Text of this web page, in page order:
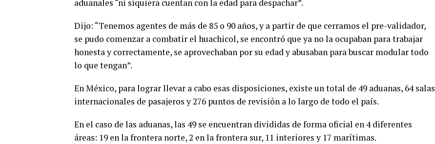
aduanales “ni siquiera cuentan con la edad para despachar”.
Dijo: “Tenemos agentes de más de 85 o 90 años, y a partir de que cerramos el pre-validador,
se pudo comenzar a combatir el huachicol, se encontró que ya no la ocupaban para trabajar
honesta y correctamente, se aprovechaban por su edad y abusaban para buscar modular todo
lo que tengan”.
En México, para lograr llevar a cabo esas disposiciones, existe un total de 49 aduanas, 64 salas
internacionales de pasajeros y 276 puntos de revisión a lo largo de todo el país.
En el caso de las aduanas, las 49 se encuentran divididas de forma oficial en 4 diferentes
áreas: 19 en la frontera norte, 2 en la frontera sur, 11 interiores y 17 marítimas.